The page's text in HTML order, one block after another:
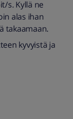
s. Kyllä ne
alas ihan
takaamaan.
kyvyistä ja